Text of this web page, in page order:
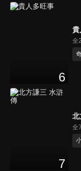
6
貴
全
7
北
全